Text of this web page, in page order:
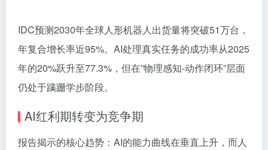
IDC预测2030年全球人形机器人出货量将突破51万台，
年复合增长率近95%。AI处理真实任务的成功率从2025
年的20%跃升至77.3%，但在”物理感知-动作闭环”层面
仍处于蹒跚学步阶段。
AI红利期转变为竞争期
报告揭示的核心趋势：AI的能力曲线在垂直上升，而人